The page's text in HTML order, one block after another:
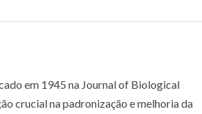
em 1945 na Journal of Biological
crucial na padronização e melhoria da